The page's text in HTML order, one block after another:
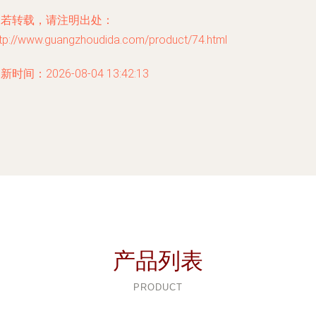
转载，请注明出处：
www.guangzhoudida.com/product/74.html
时间：2026-08-04 13:42:13
产品列表
PRODUCT